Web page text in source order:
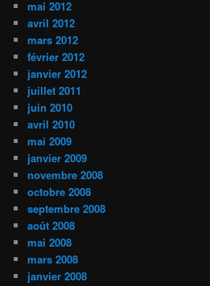
mai 2012
avril 2012
mars 2012
février 2012
janvier 2012
juillet 2011
juin 2010
avril 2010
mai 2009
janvier 2009
novembre 2008
octobre 2008
septembre 2008
août 2008
mai 2008
mars 2008
janvier 2008